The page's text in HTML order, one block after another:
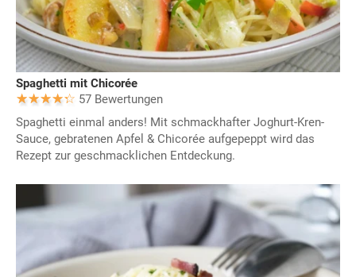
Spaghetti mit Chicorée
57 Bewertungen
Spaghetti einmal anders! Mit schmackhafter Joghurt-Kren-
Sauce, gebratenen Apfel & Chicorée aufgepeppt wird das
Rezept zur geschmacklichen Entdeckung.